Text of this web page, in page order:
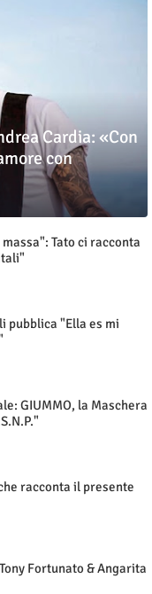
Cardia: «Con
con
Tato ci racconta
pubblica "Ella es mi
GIUMMO, la Maschera
racconta il presente
Fortunato & Angarita